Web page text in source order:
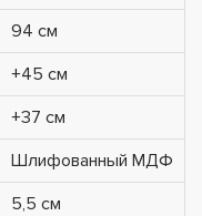
94 см
+45 см
+37 см
Шлифованный МДФ
5,5 см